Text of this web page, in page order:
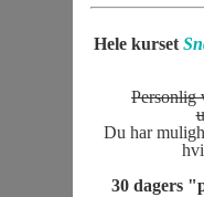
Hele kurset
Personlig
Du har
30 dagers